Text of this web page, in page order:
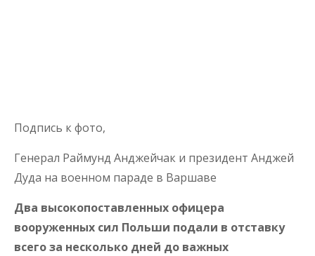
Подпись к фото,
Генерал Раймунд Анджейчак и президент Анджей
Дуда на военном параде в Варшаве
Два высокопоставленных офицера
вооруженных сил Польши подали в отставку
всего за несколько дней до важных